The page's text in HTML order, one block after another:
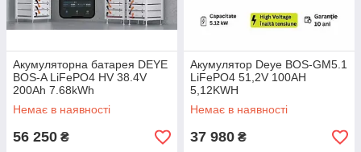
Акумуляторна батарея DEYE
BOS-A LiFePO4 HV 38.4V
200Ah 7.68kWh
Немає в наявності
56 250 ₴
Акумулятор Deye BOS-GM5.1
LiFePO4 51,2V 100AH ​​
5,12KWH
Немає в наявності
37 980 ₴